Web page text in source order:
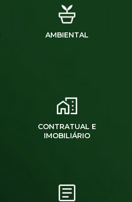
AMBIENTAL
CONTRATUAL E
IMOBILIÁRIO